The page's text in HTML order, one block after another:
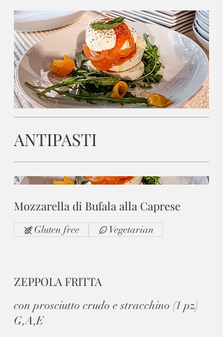
ANTIPASTI
Mozzarella di Bufala alla Caprese
Gluten free Vegetarian
ZEPPOLA FRITTA
con prosciutto crudo e stracchino (1 pz)
G,A,E